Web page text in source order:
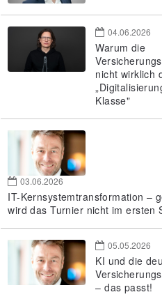
04.06.2026
Warum die
nicht wirklich
Klasse"
03.06.2026
IT-Kernsystemtransformation –
wird das Turnier nicht im ersten
05.05.2026
KI und die
– das passt!